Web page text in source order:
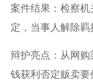
案件结果：检察
定，当事人解除
辩护亮点：从网
钱获利否定贩卖